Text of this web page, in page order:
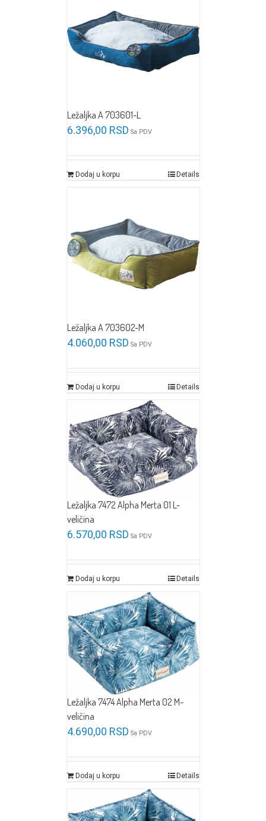
Ležaljka A 703601-L
6.396,00 RSD Sa PDV
Dodaj u korpu Details
Ležaljka A 703602-M
4.060,00 RSD Sa PDV
Dodaj u korpu Details
Ležaljka 7472 Alpha Merta 01 L-
veličina
6.570,00 RSD Sa PDV
Dodaj u korpu Details
Ležaljka 7474 Alpha Merta 02 M-
veličina
4.690,00 RSD Sa PDV
Dodaj u korpu Details